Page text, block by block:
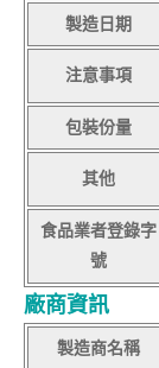
製造日期
注意事項
包裝份量
其他
食品業者登錄字
號
廠商資訊
製造商名稱